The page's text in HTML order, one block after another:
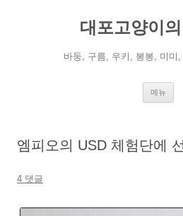
대포고양이
바둥, 구름, 우키, 봉봉, 미미
메뉴
엠피오의 USD 체험단에
4 댓글